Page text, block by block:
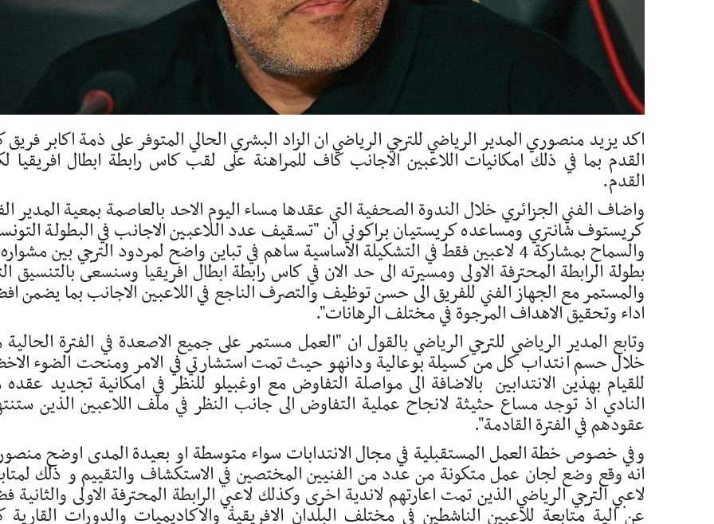
اكد يزيد منصوري المدير الرياضي للترجي الرياضي ان الزاد البشري الحالي المتوفر على ذمة اكابر فريق
القدم بما في ذلك امكانيات اللاعبين الاجانب كاف للمراهنة على لقب كاس رابطة ابطال افريقيا
القدم.
واضاف الفني الجزائري خلال الندوة الصحفية التي عقدها مساء اليوم الاحد بالعاصمة بمعية المدير
كريستوف شانتري ومساعده كريستيان براكوني ان "تسقيف عدد اللاعبين الاجانب في البطولة
والسماح بمشاركة 4 لاعبين فقط في التشكيلة الاساسية ساهم في تباين واضح لمردود الترجي بين
بطولة الرابطة المحترفة الاولى ومسيرته الى حد الان في كاس رابطة ابطال افريقيا وسنسعى بالتنسيق
والمستمر مع الجهاز الفني للفريق الى حسن توظيف والتصرف الناجع في اللاعبين الاجانب بما يضمن
اداء وتحقيق الاهداف المرجوة في مختلف الرهانات".
وتابع المدير الرياضي للترجي الرياضي بالقول ان "العمل مستمر على جميع الاصعدة في الفترة
خلال حسم انتداب كل من كسيلة بوعالية ودانهو حيث تمت استشارتي في الامر ومنحت الضوء
للقيام بهذين الانتدابين بالاضافة الى مواصلة التفاوض مع اوغبيلو للنظر في امكانية تجديد
النادي اذ توجد مساع حثيثة لانجاح عملية التفاوض الى جانب النظر في ملف اللاعبين الذين
عقودهم في الفترة القادمة".
وفي خصوص خطة العمل المستقبلية في مجال الانتدابات سواء متوسطة او بعيدة المدى اوضح
انه وقع وضع لجان عمل متكونة من عدد من الفنيين المختصين في الاستكشاف والتقييم و ذلك
لاعبي الترجي الرياضي الذين تمت اعارتهم لاندية اخرى وكذلك لاعبي الرابطة المحترفة الاولى والثانية
عن الية متابعة للاعبين الناشطين في مختلف البلدان الافريقية والاكاديميات والدورات القارية